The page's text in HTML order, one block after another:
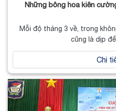
Những bông hoa kiên
Mỗi độ tháng 3 về, trong
cũng là dịp
Chi